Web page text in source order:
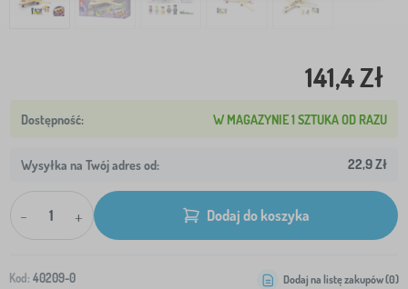
141,4 Zł
W MAGAZYNIE 1 SZTUKA OD RAZU
Wysyłka na Twój adres od: 22,9 Zł
- + Dodaj do koszyka
Kod: 40209-0 Dodaj na listę zakupów (0)